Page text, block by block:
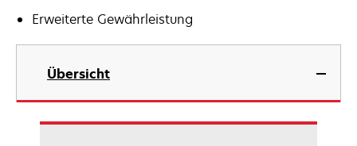
Erweiterte Gewährleistung
Übersicht